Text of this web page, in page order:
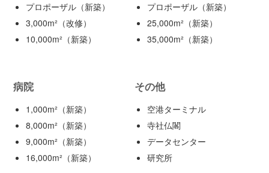
プロポーザル（新築）
3,000m²（改修）
10,000m²（新築）
プロポーザル（新築）
25,000m²（新築）
35,000m²（新築）
病院
1,000m²（新築）
8,000m²（新築）
9,000m²（新築）
16,000m²（新築）
その他
空港ターミナル
寺社仏閣
データセンター
研究所